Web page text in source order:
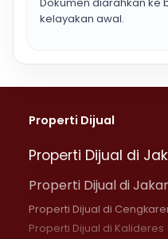
kelayakan awal.
Properti Dijual
Properti Dijual di
Properti Dijual di
Properti Dijual di
Properti Dijual di Kalideres